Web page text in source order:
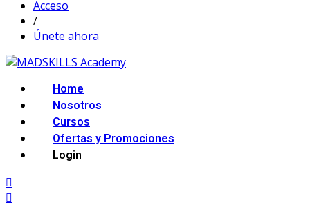
Acceso
/
Únete ahora
Home
Nosotros
Cursos
Ofertas y Promociones
Login